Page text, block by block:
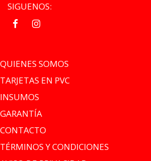
SIGUENOS:
QUIENES SOMOS
TARJETAS EN PVC
INSUMOS
GARANTÍA
CONTACTO
TÉRMINOS Y CONDICIONES